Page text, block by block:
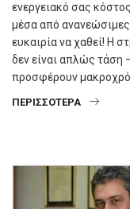
ενεργειακό σας
μέσα από
ευκαιρία να χαθεί! Η
δεν είναι απλώς τάση
προσφέρουν
ΠΕΡΙΣΣΌΤΕΡΑ